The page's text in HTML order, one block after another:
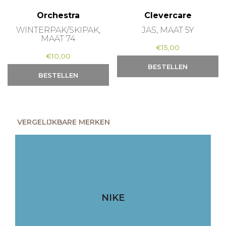
Orchestra
WINTERPAK/SKIPAK,
MAAT 74
€10,00
BESTELLEN
Clevercare
JAS, MAAT 5Y
€15,00
BESTELLEN
VERGELIJKBARE MERKEN
NIKE